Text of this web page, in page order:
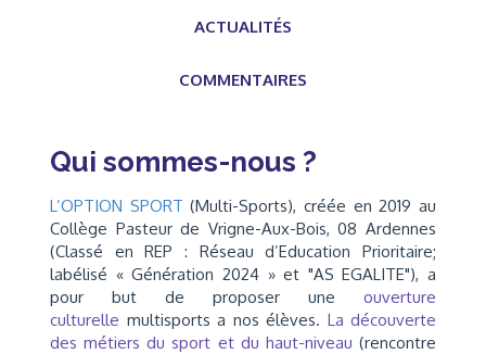
ACTUALITÉS
COMMENTAIRES
Qui sommes-nous ?
L’OPTION SPORT(Multi-Sports), créée en 2019 au
Collège Pasteur de Vrigne-Aux-Bois, 08 Ardennes
(Classé en REP : Réseau d’Education Prioritaire;
labélisé « Génération 2024 » et "AS EGALITE"), a
pour but de proposer une ouverture
culturelle multisports a nos élèves. La découverte
des métiers du sport et du haut-niveau (rencontre